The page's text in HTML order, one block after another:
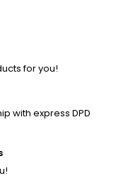
for you!
with express DPD